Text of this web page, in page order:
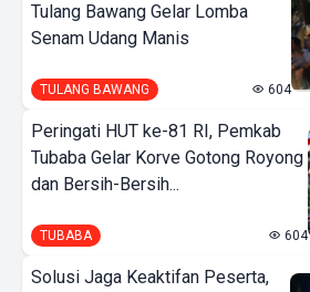
Tulang Bawang Gelar Lomba
Senam Udang Manis
TULANG BAWANG 604
Peringati HUT ke-81 RI, Pemkab
Tubaba Gelar Korve Gotong Royong
dan Bersih-Bersih...
TUBABA 604
Solusi Jaga Keaktifan Peserta,